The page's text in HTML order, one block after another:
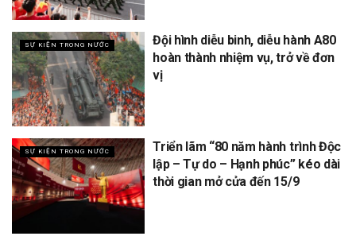
SỰ KIỆN TRONG NƯỚC
Đội hình diễu binh, diễu hành A80
hoàn thành nhiệm vụ, trở về đơn
vị
SỰ KIỆN TRONG NƯỚC
Triển lãm “80 năm hành trình Độc
lập – Tự do – Hạnh phúc” kéo dài
thời gian mở cửa đến 15/9